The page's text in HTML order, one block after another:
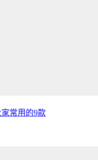
常用的9款